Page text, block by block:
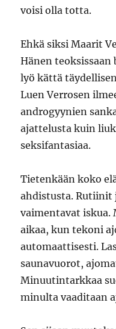
voisi olla totta.
Ehkä siksi Maarit
Hänen
lyö kättä
Luen Verrosen
androgyynien
ajattelusta kuin
seksifantasiaa.
Tietenkään koko
ahdistusta.
vaimentavat iskua.
aikaa, kun tekoni
automaattisesti.
saunavuorot,
Minuutintarkkaa
minulta vaaditaan